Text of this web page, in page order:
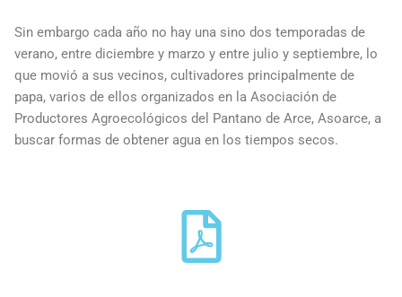
Sin embargo cada año no hay una sino dos temporadas de
verano, entre diciembre y marzo y entre julio y septiembre, lo
que movió a sus vecinos, cultivadores principalmente de
papa, varios de ellos organizados en la Asociación de
Productores Agroecológicos del Pantano de Arce, Asoarce, a
buscar formas de obtener agua en los tiempos secos.